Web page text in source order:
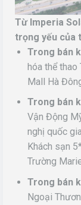
Từ Imperia
trọng yếu của
Trong bán
hóa thể thao
Mall Hà
Trong bán
Vận Động
nghị quốc
Khách sạn
Trường
Trong bán
Ngoại